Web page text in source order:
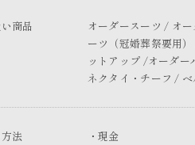
商品
オーダースーツ / オ
ーツ（冠婚葬祭要用
ットアップ /オーダ
ネクタイ・チーフ /
法
・現金